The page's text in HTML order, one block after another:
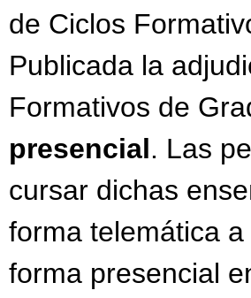
de Ciclos
Publicada la
Formativos de
presencial. Las
cursar dichas
forma telemática
forma presencial